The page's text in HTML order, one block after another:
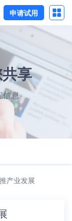
申请试用
享
信息
产业发展